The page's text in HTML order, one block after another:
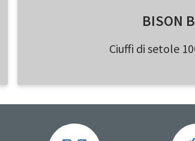
BISON
Ciuffi di setole